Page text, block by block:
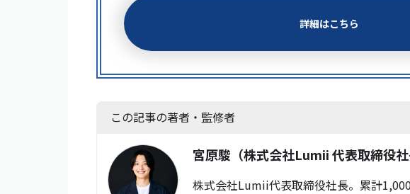
詳細はこちら
この記事の著者・監修者
宮原駿 （株式会社Lumii 代表取締役社
株式会社Lumii代表取締役社長。累計